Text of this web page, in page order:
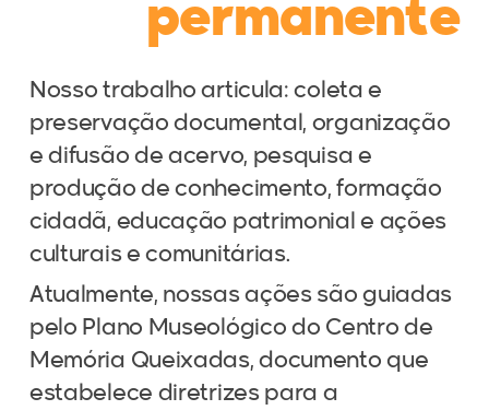
permanente
Nosso trabalho articula: coleta e
preservação documental, organização
e difusão de acervo, pesquisa e
produção de conhecimento, formação
cidadã, educação patrimonial e ações
culturais e comunitárias.
Atualmente, nossas ações são guiadas
pelo Plano Museológico do Centro de
Memória Queixadas, documento que
estabelece diretrizes para a